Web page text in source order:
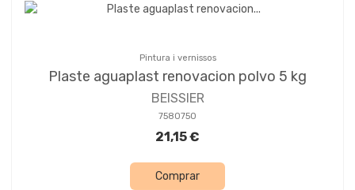
Pintura i vernissos
Plaste aguaplast renovacion polvo 5 kg
BEISSIER
7580750
21,15 €
Comprar